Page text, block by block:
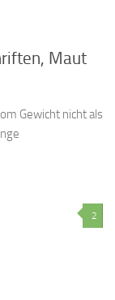
Maut
Gewicht nicht als
2